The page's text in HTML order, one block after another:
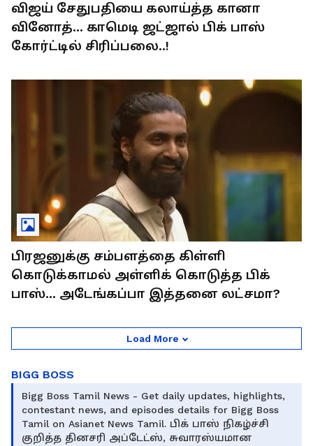
விஜய் சேதுபதியை கலாய்த்த கானா
வினோத்... காமெடி ஜட்ஜால் பிக் பாஸ்
கோர்ட்டில் சிரிப்பலை..!
பிரஜனுக்கு சம்பளத்தை கிள்ளி
கொடுக்காமல் அள்ளிக் கொடுத்த பிக்
பாஸ்... அடேங்கப்பா இத்தனை லட்சமா?
Load More
BIGG BOSS
Bigg Boss Tamil News - Get daily updates, highlights,
contestant news, and episodes details for Bigg Boss
Tamil on Asianet News Tamil. பிக் பாஸ் நிகழ்ச்சி
குறித்த தினசரி அப்டேட்ஸ், சுவாரஸ்யமான